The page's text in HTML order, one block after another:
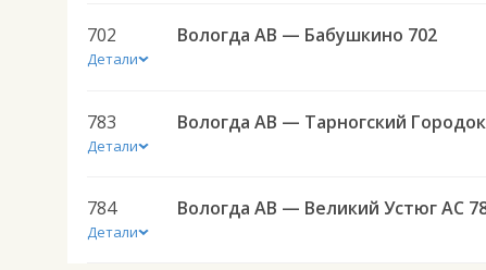
702
Детали
Вологда АВ — Бабушкино 702
783
Детали
784
Детали
Вологда АВ — Великий Устюг АС